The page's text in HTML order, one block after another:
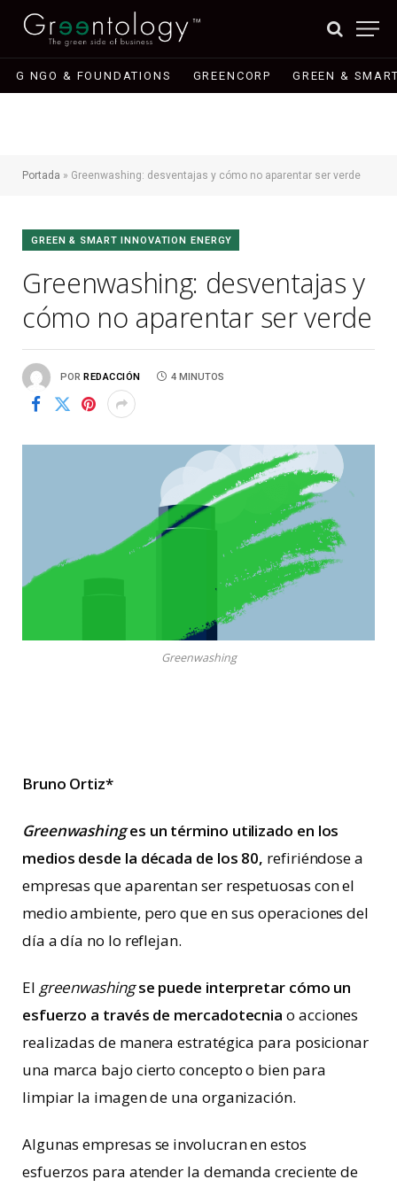
G NGO & FOUNDATIONS GREENCORP GREEN &
Portada » Greenwashing: desventajas y cómo no aparentar ser verde
GREEN & SMART INNOVATION ENERGY
Greenwashing: desventajas y
cómo no aparentar ser verde
POR REDACCIÓN 4 MINUTOS
Greenwashing
Bruno Ortiz*
Greenwashinges un término utilizado en los
medios desde la década de los 80, refiriéndose a
empresas que aparentan ser respetuosas con el
medio ambiente, pero que en sus operaciones del
día a día no lo reflejan.
El greenwashing se puede interpretar cómo un
esfuerzo a través de mercadotecnia o acciones
realizadas de manera estratégica para posicionar
una marca bajo cierto concepto o bien para
limpiar la imagen de una organización.
Algunas empresas se involucran en estos
esfuerzos para atender la demanda creciente de